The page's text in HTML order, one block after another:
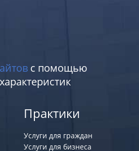
с помощью
Практики
Услуги для граждан
Услуги для бизнеса